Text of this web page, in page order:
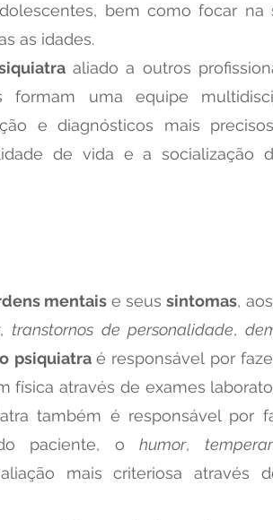
bem como focar na
as idades.
aliado a outros
uma equipe
e diagnósticos mais
de vida e a socialização
mentais e seussintomas,
, transtornos de personalidade,
psiquiatra é responsável por
física através de exames
também é responsável por
paciente, ohumor,
mais criteriosa através